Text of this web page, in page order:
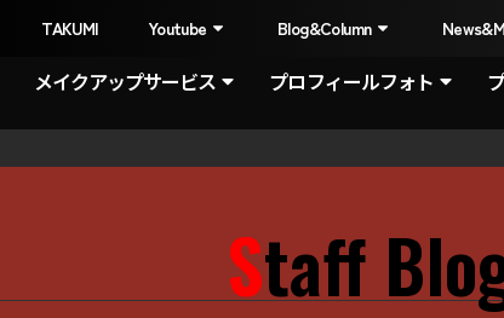
TAKUMI Youtube Blog&Column
メイクアップサービス プロフィールフォト
Staff